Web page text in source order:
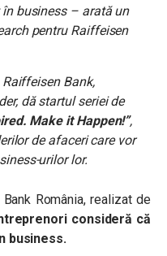
business – arată un
pentru Raiffeisen
Bank,
dă startul seriei de
Make it Happen!”,
de afaceri care vor
urilor lor.
România, realizat de
consideră că
business.